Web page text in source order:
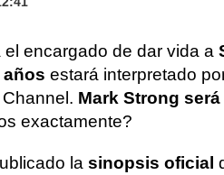
el encargado de dar vida a
años estará interpretado
Mark Strong
exactamente?
la sinopsis oficial